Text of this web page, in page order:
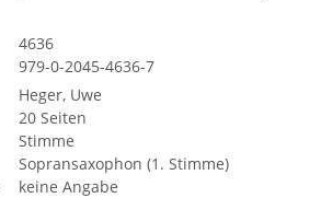
4636
979-0-2045-4636-7
Heger, Uwe
20 Seiten
Stimme
Sopransaxophon (1. Stimme)
keine Angabe